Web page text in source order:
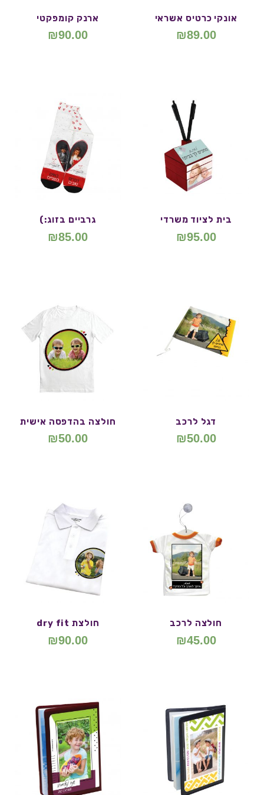
אונקי כרטיס אשראי
₪89.00
ארנק קומפקטי
₪90.00
בית לציוד משרדי
₪95.00
גרביים בזוג:)
₪85.00
דגל לרכב
₪50.00
חולצה בהדפסה אישית
₪50.00
חולצה לרכב
₪45.00
חולצת dry fit
₪90.00